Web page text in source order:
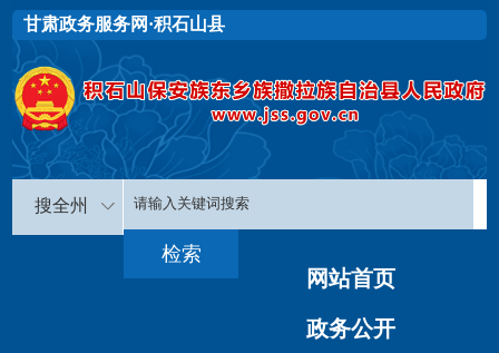
甘肃政务服务网·积石山县
搜全州
网站首页
政务公开